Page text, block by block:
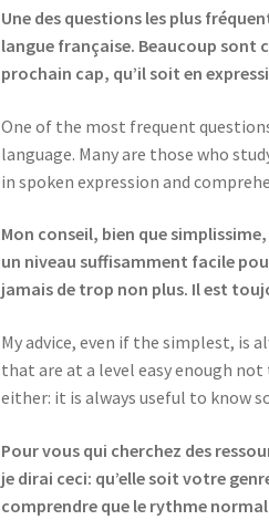
Une des questions les plus
langue française. Beaucoup sont
prochain cap, qu’il soit en
One of the most frequent
language. Many are those who
in spoken expression and
Mon conseil, bien que
un niveau suffisamment facile
jamais de trop non plus. Il est
My advice, even if the simplest, is
that are at a level easy enough
either: it is always useful to know
Pour vous qui cherchez des
je dirai ceci: qu’elle soit votre
comprendre que le rythme